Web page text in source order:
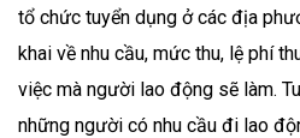
tổ chức tuyển dụng ở các địa
khai về nhu cầu, mức thu, lệ phí
việc mà người lao động sẽ làm.
những người có nhu cầu đi lao